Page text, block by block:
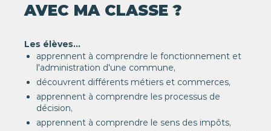
AVEC MA CLASSE ?
Les élèves...
apprennent à comprendre le fonctionnement et
l'administration d'une commune,
découvrent différents métiers et commerces,
apprennent à comprendre les processus de
décision,
apprennent à comprendre le sens des impôts,